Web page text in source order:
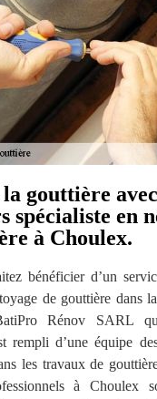
gouttière
spécialiste en
à Choulex.
bénéficier d’un
de gouttière dans
Rénov SARL
rempli d’une équipe
les travaux de
à Choulex